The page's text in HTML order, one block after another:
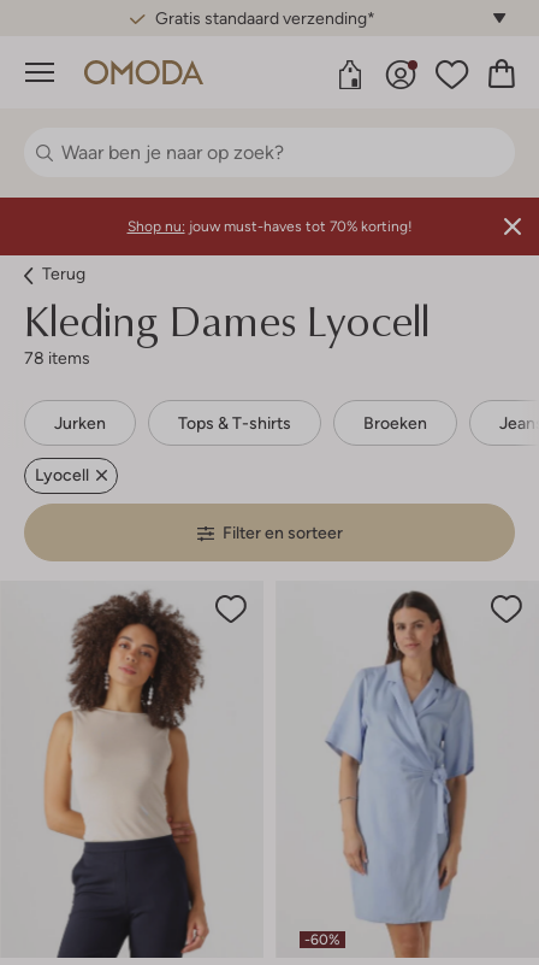
Gratis standaard verzending*
Menu
Shop nu: jouw must-haves tot 70% korting!
Terug
Kleding Dames Lyocell
78 items
Jurken Tops & T-shirts Broeken
Lyocell
Filter en sorteer
-60%